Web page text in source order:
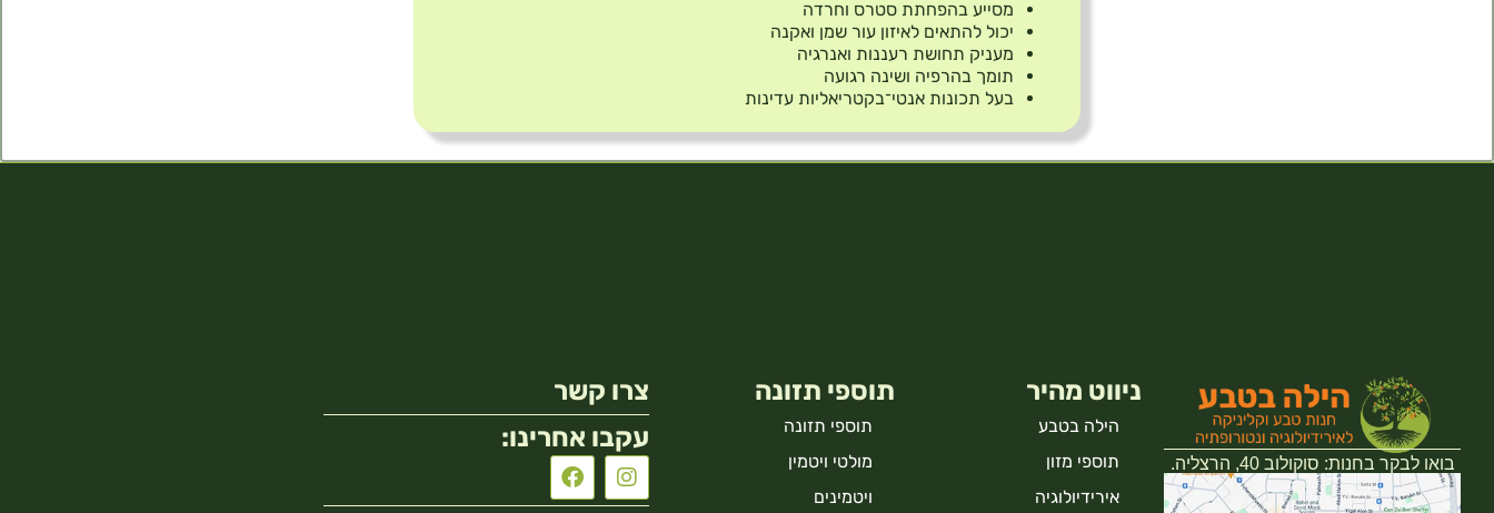
מסייע בהפחתת סטרס וחרדה
יכול להתאים לאיזון עור שמן ואקנה
מעניק תחושת רעננות ואנרגיה
תומך בהרפיה ושינה רגועה
בעל תכונות אנטי־בקטריאליות עדינות
בואו לבקר בחנות: סוקולוב 40, הרצליה.
ניווט מהיר
הילה בטבע
תוספי מזון
אירידיולוגיה
תוספי תזונה
תוספי תזונה
מולטי ויטמין
ויטמינים
צרו קשר
עקבו אחרינו: